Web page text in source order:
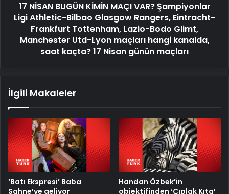
Bilbao
Glasgow
Rangers,
Eintracht-
Glimt,
maçları
hangi
kanalda,
saat
kaçta?
17
17 NİSAN BUGÜN KİMİN MAÇI VAR? Şampiyonlar
Ligi Athletic-Bilbao Glasgow Rangers, Eintracht-
Frankfurt Tottenham, Lazio-Bodo Glimt,
Manchester Utd-Lyon maçları hangi kanalda,
saat kaçta? 17 Nisan günün maçları
İlgili Makaleler
‘Batı Ekspresi’ Baba
Sahne’ye geliyor
Handan Özbek’in
objektifinden ‘Çıplak Kıta’